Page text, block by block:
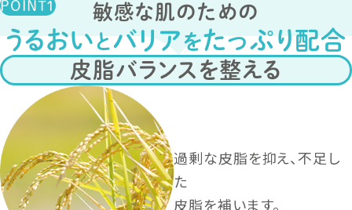
敏感な肌のための
うるおいとバリア をたっぷり配合
皮脂バランスを整える
過剰な皮脂を抑え、不足し
た
皮脂を補います。